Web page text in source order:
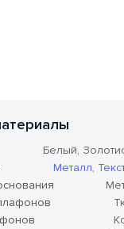
Белый,
Металл,